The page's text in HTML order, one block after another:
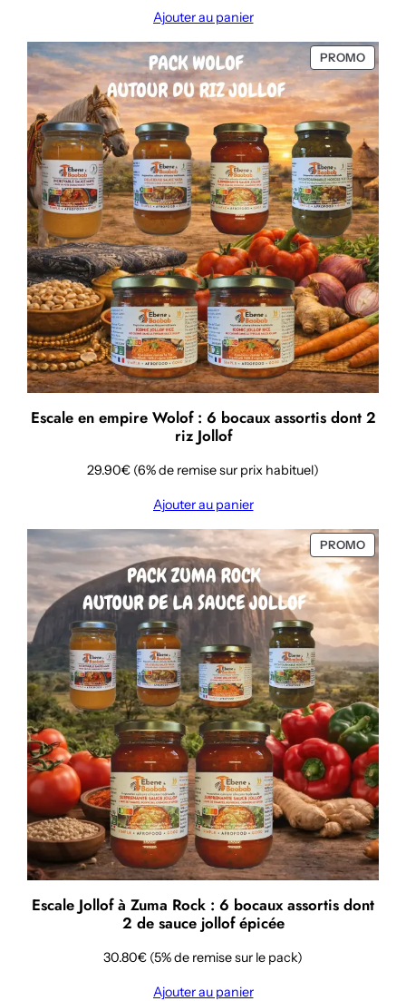
Ajouter au panier
PROMO
EN
Escale en empire Wolof : 6 bocaux assortis dont 2
riz Jollof
29.90€ (6% de remise sur prix habituel)
Ajouter au panier
PROMO
EN
Escale Jollof à Zuma Rock : 6 bocaux assortis dont
2 de sauce jollof épicée
30.80€ (5% de remise sur le pack)
Ajouter au panier